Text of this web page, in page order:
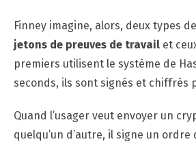
Finney imagine, alors, deux types
jetons de preuves de travail et
premiers utilisent le système de
seconds, ils sont signés et chiffrés
Quand l’usager veut envoyer un
quelqu’un d’autre, il signe un